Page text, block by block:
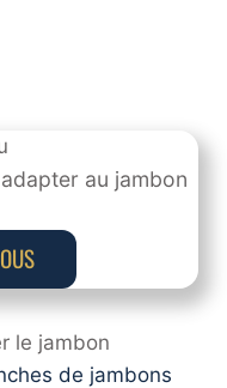
au jambon
le jambon
de jambons